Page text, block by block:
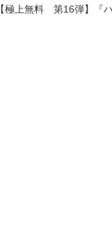
【極上無料 第16弾】『